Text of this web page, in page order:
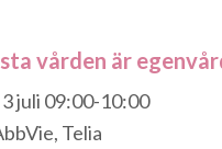
vården är
juli 09:00-10:00
Telia